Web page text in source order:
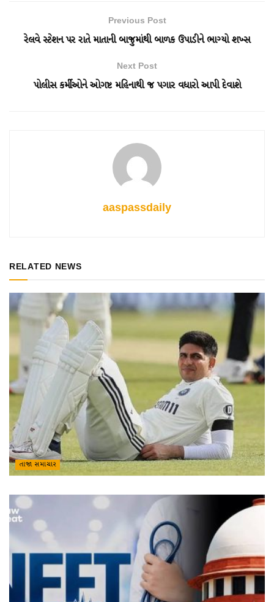
Previous Post
રેલવે સ્ટેશન પર રાતે માતાની બાજુમાંથી બાળક ઉપાડીને ભાગ્યો શખ્સ
Next Post
પોલીસ કર્મીઓને ઓગષ્ટ મહિનાથી જ પગાર વધારો આપી દેવાશે
aaspassdaily
RELATED NEWS
તાજા સમાચાર